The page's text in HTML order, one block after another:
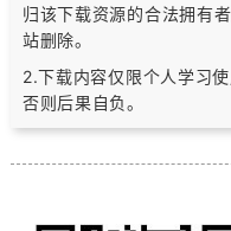
归该下载资源的合法拥有
站删除。
2.下载内容仅限个人学习
否则后果自负。